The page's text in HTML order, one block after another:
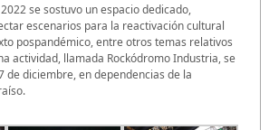
se sostuvo un espacio dedicado,
escenarios para la reactivación cultural
pospandémico, entre otros temas relativos
actividad, llamada Rockódromo Industria, se
de diciembre, en dependencias de la